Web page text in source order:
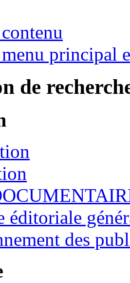
principal
de
éditoriale
des